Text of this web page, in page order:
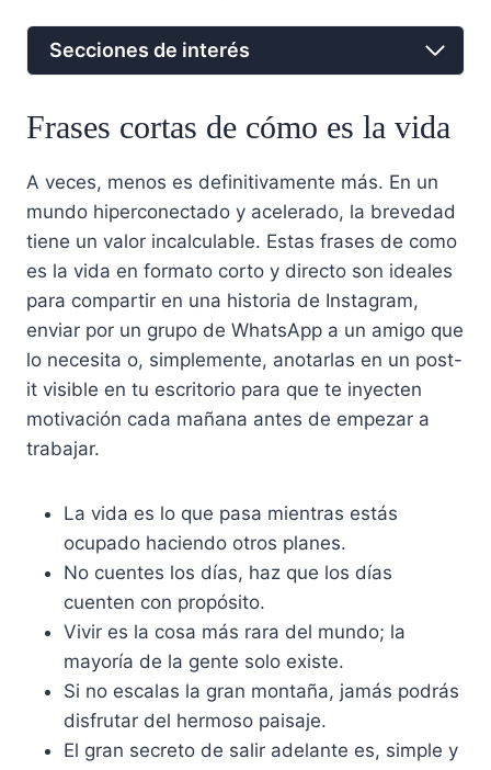
Secciones de interés
Frases cortas de cómo es la vida
A veces, menos es definitivamente más. En un
mundo hiperconectado y acelerado, la brevedad
tiene un valor incalculable. Estas frases de como
es la vida en formato corto y directo son ideales
para compartir en una historia de Instagram,
enviar por un grupo de WhatsApp a un amigo que
lo necesita o, simplemente, anotarlas en un post-
it visible en tu escritorio para que te inyecten
motivación cada mañana antes de empezar a
trabajar.
La vida es lo que pasa mientras estás
ocupado haciendo otros planes.
No cuentes los días, haz que los días
cuenten con propósito.
Vivir es la cosa más rara del mundo; la
mayoría de la gente solo existe.
Si no escalas la gran montaña, jamás podrás
disfrutar del hermoso paisaje.
El gran secreto de salir adelante es, simple y